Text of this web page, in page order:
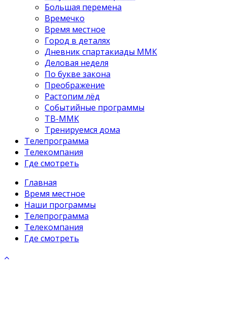
Большая перемена
Времечко
Время местное
Город в деталях
Дневник спартакиады ММК
Деловая неделя
По букве закона
Преображение
Растопим лёд
Событийные программы
ТВ-ММК
Тренируемся дома
Телепрограмма
Телекомпания
Где смотреть
Главная
Время местное
Наши программы
Телепрограмма
Телекомпания
Где смотреть